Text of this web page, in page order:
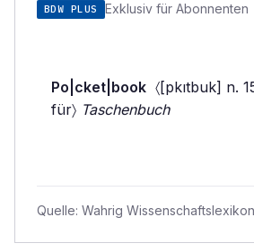
BDW PLUS Exklusiv für Abonnenten
Po|cket|book 〈[pkıtbuk] n.
für〉 Taschenbuch
Quelle: Wahrig Wissenschaftslexikon